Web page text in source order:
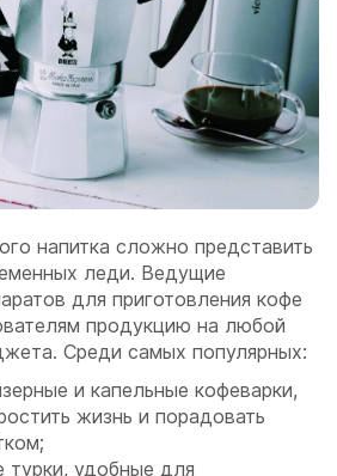
напитка сложно представить
леди. Ведущие
для приготовления кофе
продукцию на любой
Среди самых популярных:
и капельные кофеварки,
жизнь и порадовать
турки, удобные для